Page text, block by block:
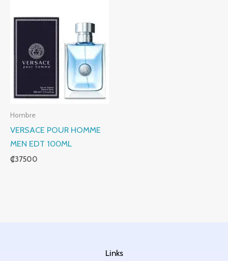
Hombre
VERSACE POUR HOMME
MEN EDT 100ML
₡37500
Links